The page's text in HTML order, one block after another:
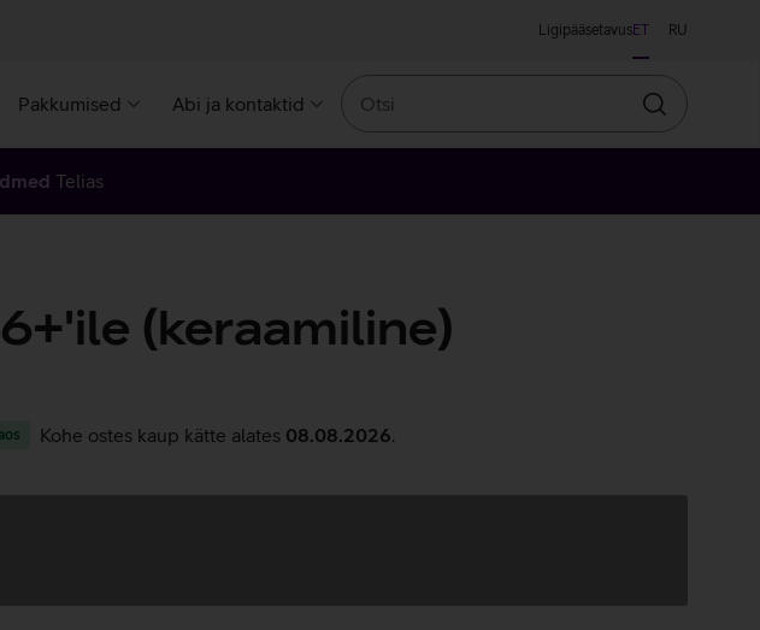
LigipääsetavusET RU
Pakkumised Abi ja kontaktid
Otsin
Telias
(keraamiline)
Kohe ostes kaup kätte alates 08.08.2026